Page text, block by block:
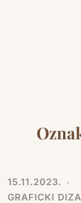
15.11.2023.
GRAFICKI